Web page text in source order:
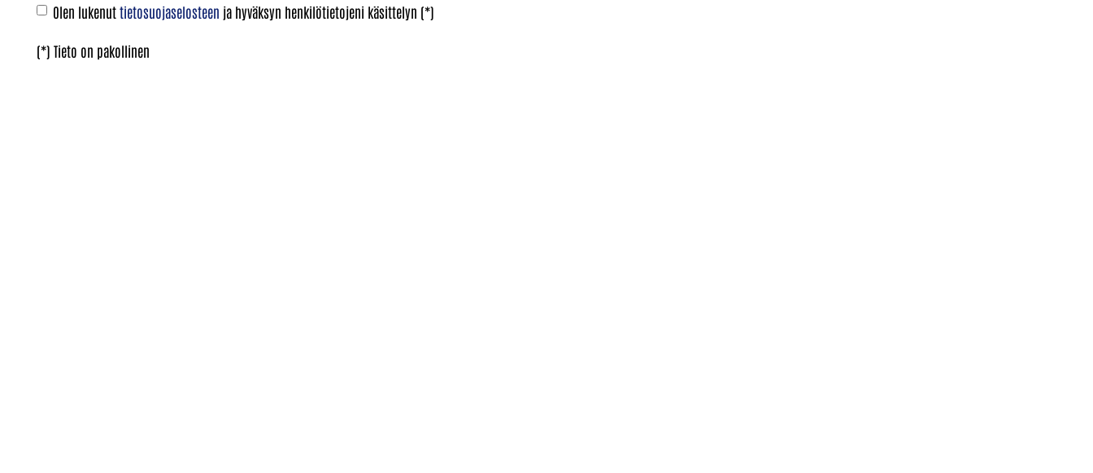
Olen lukenuttietosuojaselosteen ja hyväksyn henkilötietojeni käsittelyn (*)
(*) Tieto on pakollinen